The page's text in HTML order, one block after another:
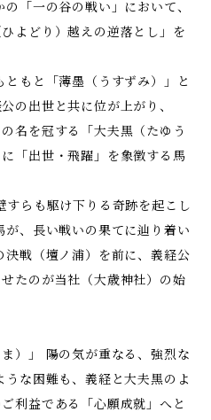
「一の谷の戦い」において、
よどり）越えの逆落とし」を
もと「薄墨（うすずみ）」と
の出世と共に位が上がり、
名を冠する「大夫黒（たゆう
「出世・飛躍」を象徴する馬
らも駆け下りる奇跡を起こし
、長い戦いの果てに辿り着い
戦（壇ノ浦）を前に、義経公
たのが当社（大歳神社）の始
）」 陽の気が重なる、強烈な
な困難も、義経と大夫黒のよ
利益である「心願成就」へと